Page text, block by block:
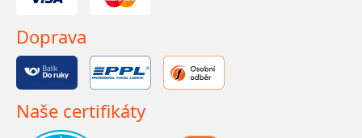
Doprava
Naše certifikáty